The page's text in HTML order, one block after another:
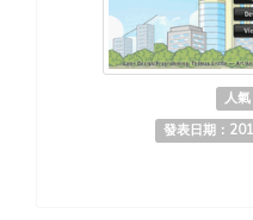
人
發表日期：